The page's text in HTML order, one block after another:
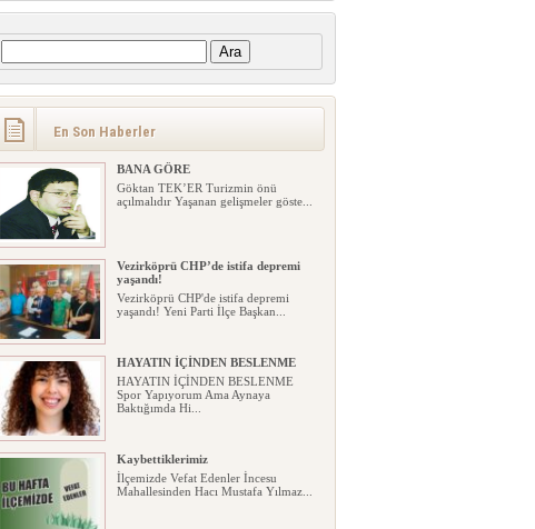
Arama:
En Son Haberler
BANA GÖRE
Göktan TEK’ER Turizmin önü
açılmalıdır Yaşanan gelişmeler göste...
Vezirköprü CHP’de istifa depremi
yaşandı!
Vezirköprü CHP'de istifa depremi
yaşandı! Yeni Parti İlçe Başkan...
HAYATIN İÇİNDEN BESLENME
HAYATIN İÇİNDEN BESLENME
Spor Yapıyorum Ama Aynaya
Baktığımda Hi...
Kaybettiklerimiz
İlçemizde Vefat Edenler İncesu
Mahallesinden Hacı Mustafa Yılmaz...